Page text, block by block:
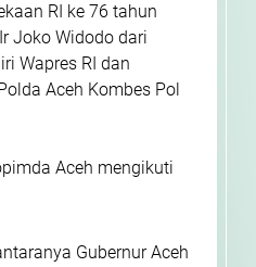
RI ke 76 tahun
Joko Widodo dari
Wapres RI dan
Aceh Kombes Pol
Aceh mengikuti
Gubernur Aceh